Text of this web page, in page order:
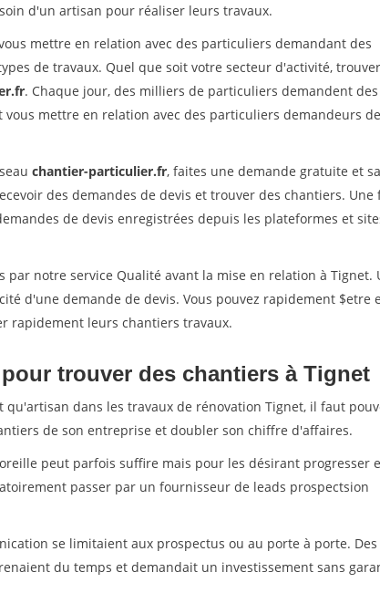
d'un artisan pour réaliser leurs travaux.
mettre en relation avec des particuliers demandant des
de travaux. Quel que soit votre secteur d'activité, trouver
. Chaque jour, des milliers de particuliers demandent des
mettre en relation avec des particuliers demandeurs de
chantier-particulier.fr, faites une demande gratuite et
des demandes de devis et trouver des chantiers. Une
de devis enregistrées depuis les plateformes et
par notre service Qualité avant la mise en relation à Tignet.
d'une demande de devis. Vous pouvez rapidement $etre
rapidement leurs chantiers travaux.
trouver des chantiers à Tignet
dans les travaux de rénovation Tignet, il faut
de son entreprise et doubler son chiffre d'affaires.
peut parfois suffire mais pour les désirant progresser
passer par un fournisseur de leads prospectsion
se limitaient aux prospectus ou au porte à porte. Des
du temps et demandait un investissement sans